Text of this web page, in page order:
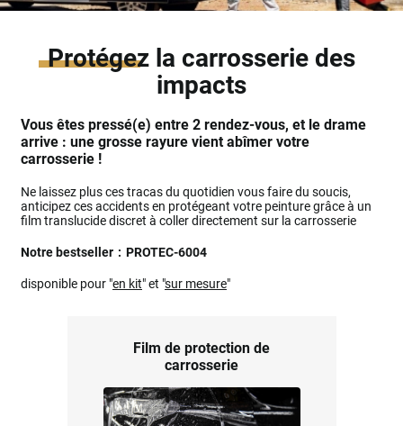
Protégez la carrosserie des
impacts
Vous êtes pressé(e) entre 2 rendez-vous, et le drame
arrive : une grosse rayure vient abîmer votre
carrosserie !
Ne laissez plus ces tracas du quotidien vous faire du soucis,
anticipez ces accidents en protégeant votre peinture grâce à un
film translucide discret à coller directement sur la carrosserie
Notre bestseller : PROTEC-6004
disponible pour "en kit" et "sur mesure"
Film de protection de
carrosserie